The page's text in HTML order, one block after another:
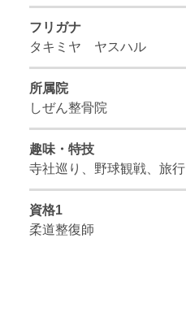
フリガナ
タキミヤ ヤスハル
所属院
しぜん整骨院
趣味・特技
寺社巡り、野球観戦、旅行
資格1
柔道整復師